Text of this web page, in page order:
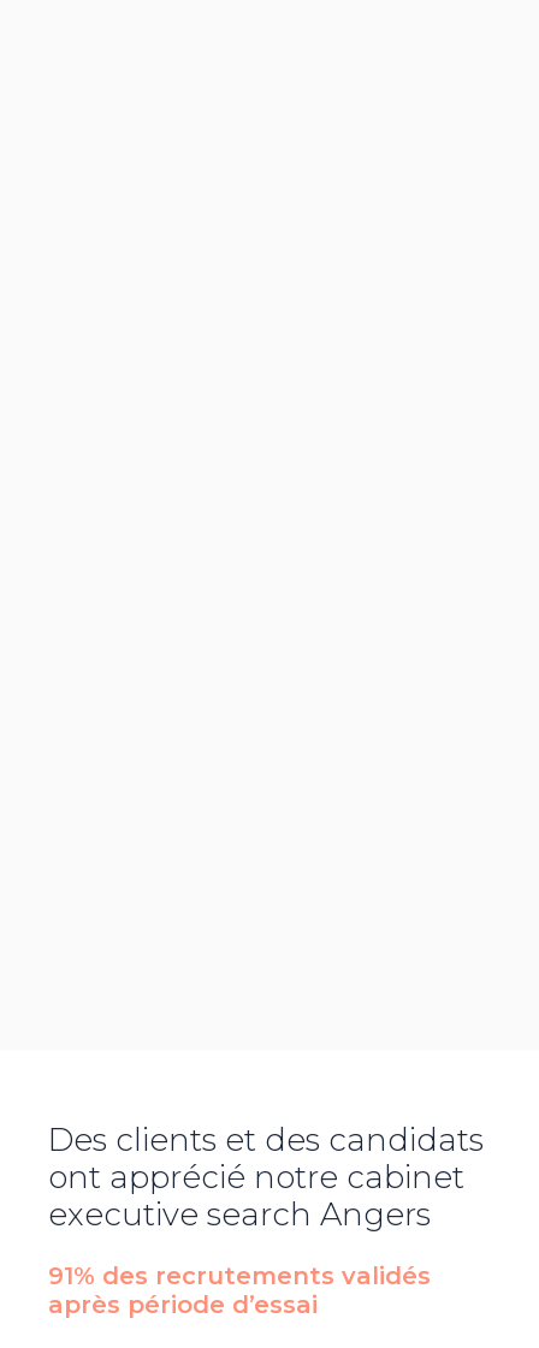
Des clients et des candidats
ont apprécié notre cabinet
executive search Angers
91% des recrutements validés
après période d’essai​